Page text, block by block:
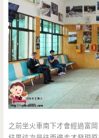
之前坐火車南下才會經過富岡